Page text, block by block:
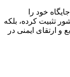
خود را
تثبیت کرده، بلکه
و ارتقای ایمنی در